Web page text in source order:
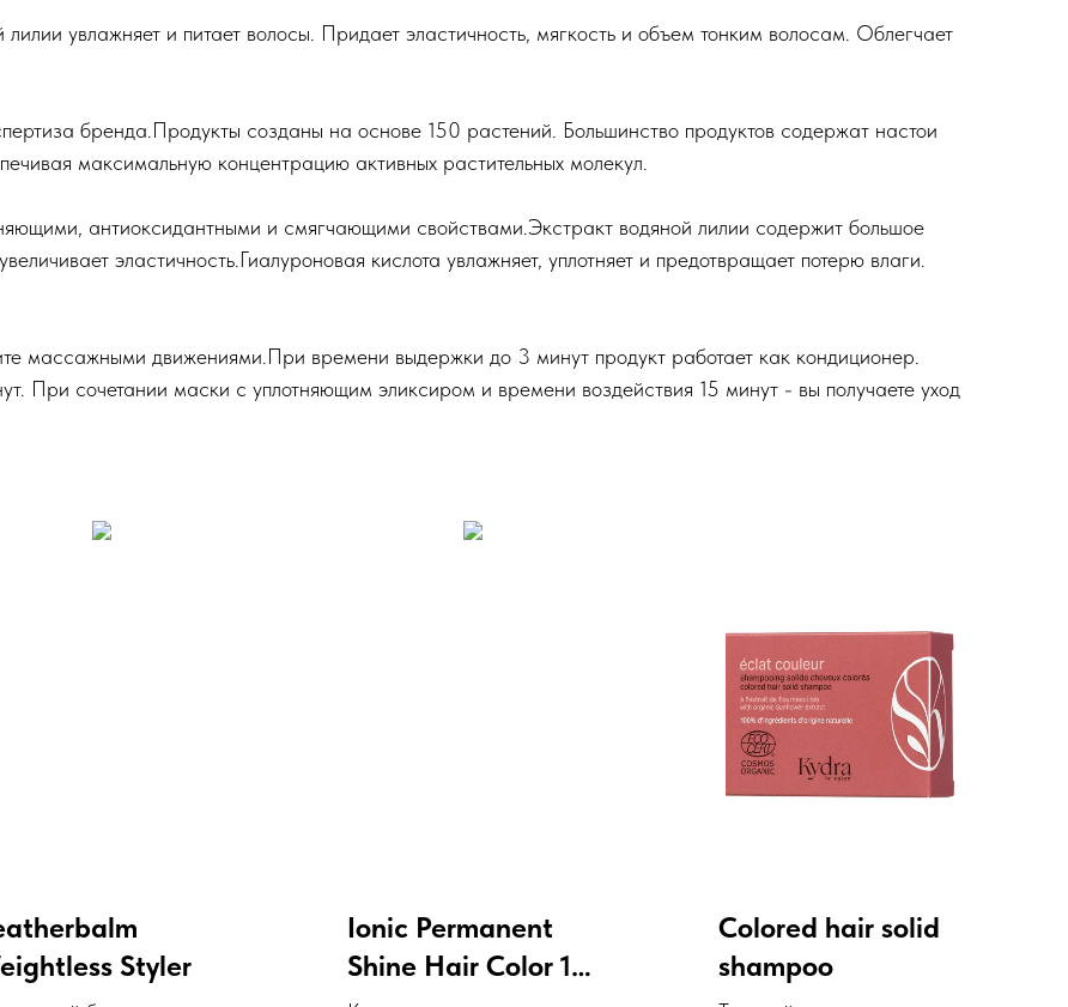
увлажняет и питает волосы. Придает эластичность, мягкость и объем тонким волосам. Облегчает
бренда.Продукты созданы на основе 150 растений. Большинство продуктов содержат настои
максимальную концентрацию активных растительных молекул.
антиоксидантными и смягчающими свойствами.Экстракт водяной лилии содержит большое
эластичность.Гиалуроновая кислота увлажняет, уплотняет и предотвращает потерю влаги.
массажными движениями.При времени выдержки до 3 минут продукт работает как кондиционер.
При сочетании маски с уплотняющим эликсиром и времени воздействия 15 минут - вы получаете уход
Styler
Ionic Permanent
Shine Hair Color 1N
Colored hair solid
shampoo